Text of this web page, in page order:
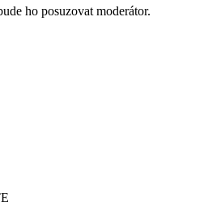
ho posuzovat moderátor.